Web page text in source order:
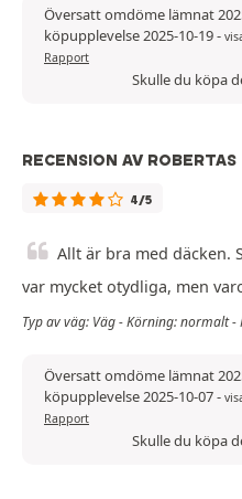
Översatt omdöme lämnat
köpupplevelse 2025-10-19-
Rapport
Skulle du köpa
RECENSION AV ROBERTAS
4/5
Allt är bra med däcken.
var mycket otydliga, men
Typ av väg: Väg - Körning: normalt -
Översatt omdöme lämnat
köpupplevelse 2025-10-07-
Rapport
Skulle du köpa